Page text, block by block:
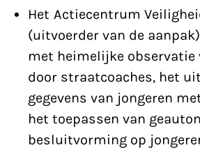
Het Actiecentrum
(uitvoerder van de
met heimelijke observatie
door straatcoaches, het
gegevens van jongeren
het toepassen van
besluitvorming op